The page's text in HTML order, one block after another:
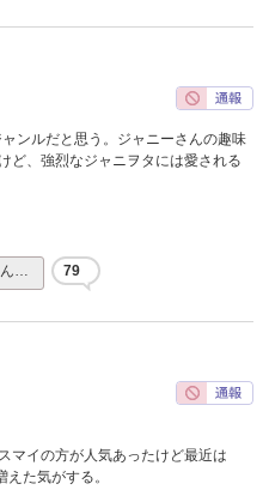
ンルだと思う。ジャニーさんの趣味
ど、強烈なジャニヲタには愛される
ん… 79
マイの方が人気あったけど最近は
た気がする。